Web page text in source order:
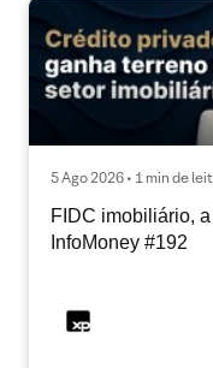
5 Ago 2026 • 1 min de
FIDC imobiliário,
InfoMoney #192